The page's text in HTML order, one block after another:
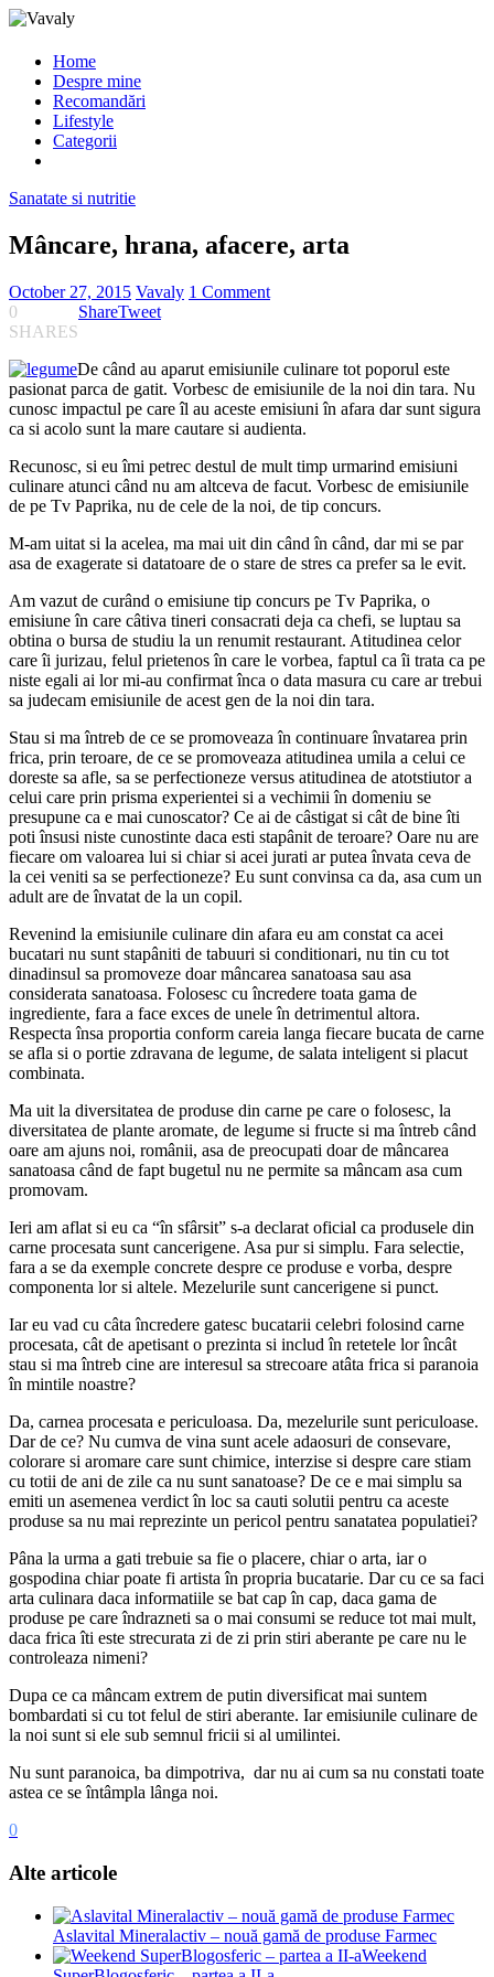
Home
Despre mine
Recomandări
Lifestyle
Categorii
Sanatate si nutritie
Mâncare, hrana, afacere, arta
October 27, 2015 Vavaly 1 Comment
0
SHARES
ShareTweet
De când au aparut emisiunile culinare tot poporul este
pasionat parca de gatit. Vorbesc de emisiunile de la noi din tara. Nu
cunosc impactul pe care îl au aceste emisiuni în afara dar sunt sigura
ca si acolo sunt la mare cautare si audienta.
Recunosc, si eu îmi petrec destul de mult timp urmarind emisiuni
culinare atunci când nu am altceva de facut. Vorbesc de emisiunile
de pe Tv Paprika, nu de cele de la noi, de tip concurs.
M-am uitat si la acelea, ma mai uit din când în când, dar mi se par
asa de exagerate si datatoare de o stare de stres ca prefer sa le evit.
Am vazut de curând o emisiune tip concurs pe Tv Paprika, o
emisiune în care câtiva tineri consacrati deja ca chefi, se luptau sa
obtina o bursa de studiu la un renumit restaurant. Atitudinea celor
care îi jurizau, felul prietenos în care le vorbea, faptul ca îi trata ca pe
niste egali ai lor mi-au confirmat înca o data masura cu care ar trebui
sa judecam emisiunile de acest gen de la noi din tara.
Stau si ma întreb de ce se promoveaza în continuare învatarea prin
frica, prin teroare, de ce se promoveaza atitudinea umila a celui ce
doreste sa afle, sa se perfectioneze versus atitudinea de atotstiutor a
celui care prin prisma experientei si a vechimii în domeniu se
presupune ca e mai cunoscator? Ce ai de câstigat si cât de bine îti
poti însusi niste cunostinte daca esti stapânit de teroare? Oare nu are
fiecare om valoarea lui si chiar si acei jurati ar putea învata ceva de
la cei veniti sa se perfectioneze? Eu sunt convinsa ca da, asa cum un
adult are de învatat de la un copil.
Revenind la emisiunile culinare din afara eu am constat ca acei
bucatari nu sunt stapâniti de tabuuri si conditionari, nu tin cu tot
dinadinsul sa promoveze doar mâncarea sanatoasa sau asa
considerata sanatoasa. Folosesc cu încredere toata gama de
ingrediente, fara a face exces de unele în detrimentul altora.
Respecta însa proportia conform careia langa fiecare bucata de carne
se afla si o portie zdravana de legume, de salata inteligent si placut
combinata.
Ma uit la diversitatea de produse din carne pe care o folosesc, la
diversitatea de plante aromate, de legume si fructe si ma întreb când
oare am ajuns noi, românii, asa de preocupati doar de mâncarea
sanatoasa când de fapt bugetul nu ne permite sa mâncam asa cum
promovam.
Ieri am aflat si eu ca “în sfârsit” s-a declarat oficial ca produsele din
carne procesata sunt cancerigene. Asa pur si simplu. Fara selectie,
fara a se da exemple concrete despre ce produse e vorba, despre
componenta lor si altele. Mezelurile sunt cancerigene si punct.
Iar eu vad cu câta încredere gatesc bucatarii celebri folosind carne
procesata, cât de apetisant o prezinta si includ în retetele lor încât
stau si ma întreb cine are interesul sa strecoare atâta frica si paranoia
în mintile noastre?
Da, carnea procesata e periculoasa. Da, mezelurile sunt periculoase.
Dar de ce? Nu cumva de vina sunt acele adaosuri de consevare,
colorare si aromare care sunt chimice, interzise si despre care stiam
cu totii de ani de zile ca nu sunt sanatoase? De ce e mai simplu sa
emiti un asemenea verdict în loc sa cauti solutii pentru ca aceste
produse sa nu mai reprezinte un pericol pentru sanatatea populatiei?
Pâna la urma a gati trebuie sa fie o placere, chiar o arta, iar o
gospodina chiar poate fi artista în propria bucatarie. Dar cu ce sa faci
arta culinara daca informatiile se bat cap în cap, daca gama de
produse pe care îndrazneti sa o mai consumi se reduce tot mai mult,
daca frica îti este strecurata zi de zi prin stiri aberante pe care nu le
controleaza nimeni?
Dupa ce ca mâncam extrem de putin diversificat mai suntem
bombardati si cu tot felul de stiri aberante. Iar emisiunile culinare de
la noi sunt si ele sub semnul fricii si al umilintei.
Nu sunt paranoica, ba dimpotriva, dar nu ai cum sa nu constati toate
astea ce se întâmpla lânga noi.
0
Alte articole
Aslavital Mineralactiv – nouă gamă de produse Farmec
Weekend